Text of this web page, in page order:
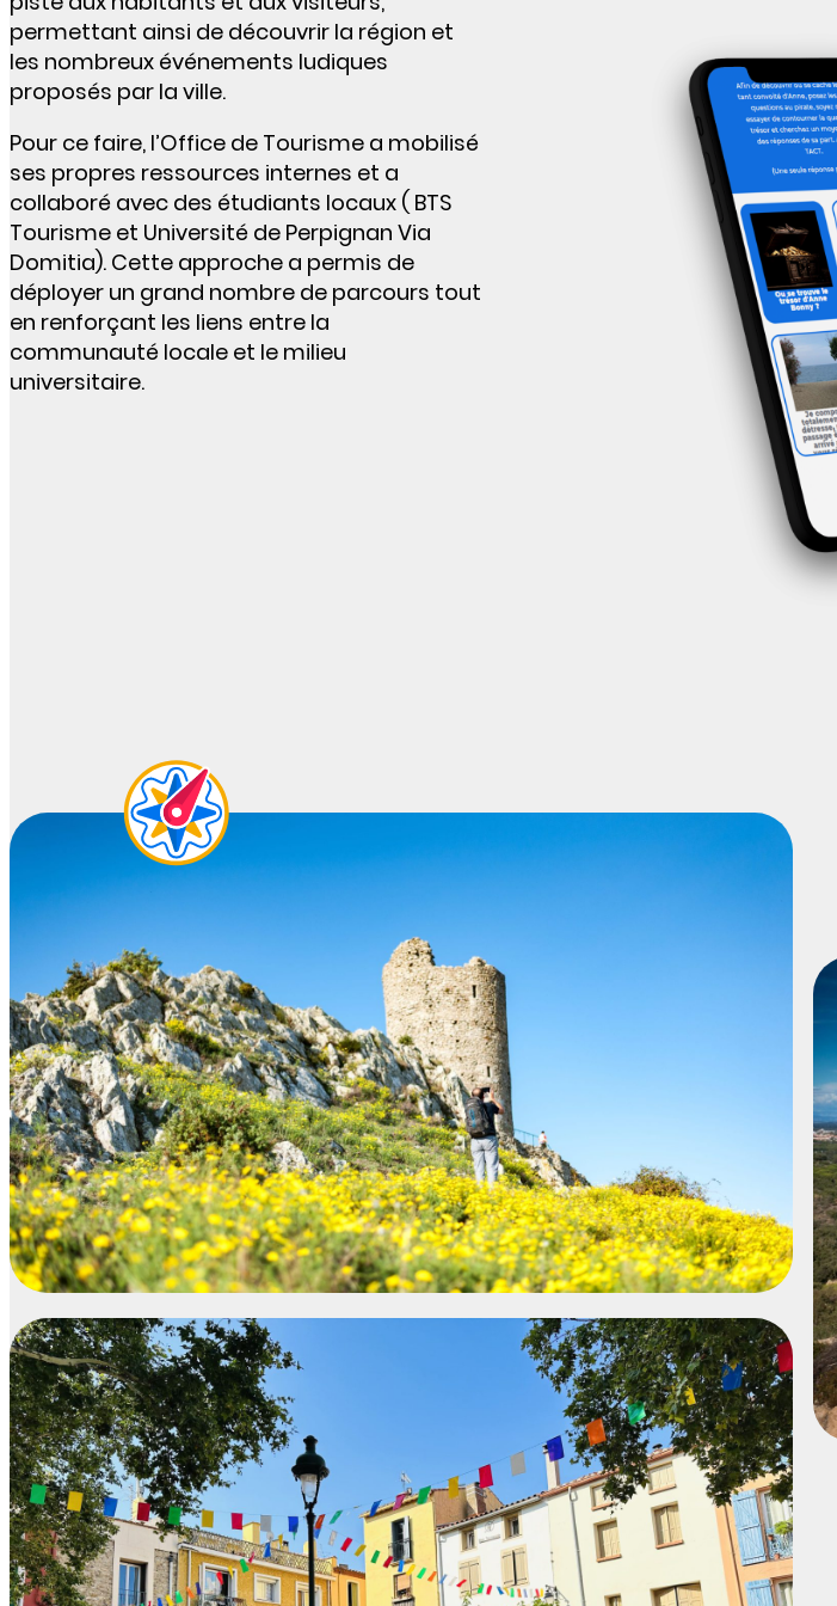
permettant ainsi de découvrir la région et
les nombreux événements ludiques
proposés par la ville.
Pour ce faire, l’Office de Tourisme a mobilisé
ses propres ressources internes et a
collaboré avec des étudiants locaux ( BTS
Tourisme et Université de Perpignan Via
Domitia). Cette approche a permis de
déployer un grand nombre de parcours tout
en renforçant les liens entre la
communauté locale et le milieu
universitaire.